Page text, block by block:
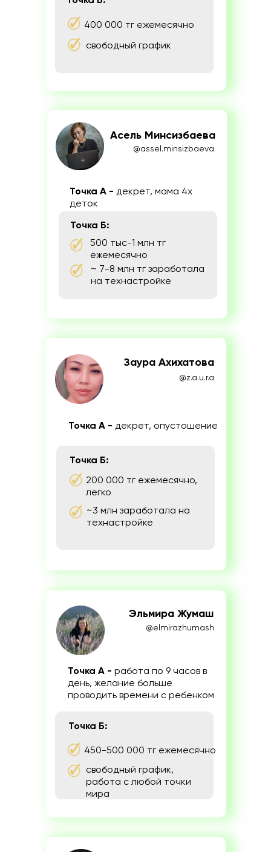
Асель Минсизбаева
@assel.minsizbaeva
Точка А - декрет, мама 4х
деток
500 тыс-1 млн тг
ежемесячно
~ 7-8 млн тг заработала
на технастройке
400 000 тг ежемесячно
свободный график
Точка Б:
Заура Ахихатова
200 000 тг ежемесячно,
легко
~3 млн заработала на
технастройке
@z.a.u.r.a
Точка А - декрет, опустошение
Точка Б:
Эльмира Жумаш
@elmirazhumash
Точка А - работа по 9 часов в
день, желание больше
проводить времени с ребенком
Точка Б:
450-500 000 тг ежемесячно
свободный график,
работа с любой точки
мира